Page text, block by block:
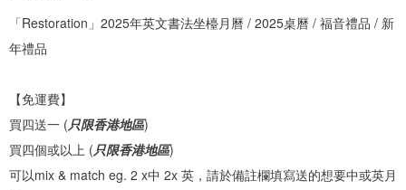
「Restoration」2025年英文書法坐檯月曆 / 2025桌曆 / 福音禮品 / 新
年禮品
【免運費】
買四送一 (只限香港地區)
買四個或以上 (只限香港地區)
可以mix & match eg. 2 x中 2x 英，請於備註欄填寫送的想要中或英月